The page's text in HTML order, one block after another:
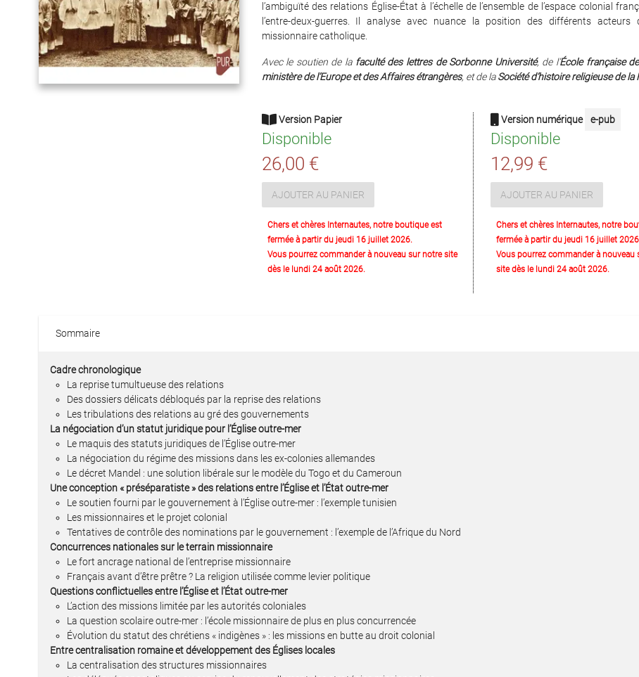
l’ambiguïté des relations Église-État à l’échelle de l’ensemble de l’espace colonial
l’entre-deux-guerres. Il analyse avec nuance la position des différents acteurs
missionnaire catholique.
Avec le soutien de la faculté des lettres de Sorbonne Université, de l’École française
ministère de l’Europe et des Affaires étrangères, et de laSociété d’histoire religieuse de la
Version Papier
Disponible
26,00 €
AJOUTER AU PANIER
Chers et chères Internautes, notre boutique est
fermée à partir du jeudi 16 juillet 2026.
Vous pourrez commander à nouveau sur notre site
dès le lundi 24 août 2026.
Version numérique e-pub
Disponible
12,99 €
AJOUTER AU PANIER
Chers et chères Internautes, notre
fermée à partir du jeudi 16 juillet
Vous pourrez commander à nouveau
site dès le lundi 24 août 2026.
Sommaire
Cadre chronologique
La reprise tumultueuse des relations
Des dossiers délicats débloqués par la reprise des relations
Les tribulations des relations au gré des gouvernements
La négociation d’un statut juridique pour l’Église outre-mer
Le maquis des statuts juridiques de l’Église outre-mer
La négociation du régime des missions dans les ex-colonies allemandes
Le décret Mandel : une solution libérale sur le modèle du Togo et du Cameroun
Une conception « préséparatiste » des relations entre l’Église et l’État outre-mer
Le soutien fourni par le gouvernement à l’Église outre-mer : l’exemple tunisien
Les missionnaires et le projet colonial
Tentatives de contrôle des nominations par le gouvernement : l’exemple de l’Afrique du Nord
Concurrences nationales sur le terrain missionnaire
Le fort ancrage national de l’entreprise missionnaire
Français avant d’être prêtre ? La religion utilisée comme levier politique
Questions conflictuelles entre l’Église et l’État outre-mer
L’action des missions limitée par les autorités coloniales
La question scolaire outre-mer : l’école missionnaire de plus en plus concurrencée
Évolution du statut des chrétiens « indigènes » : les missions en butte au droit colonial
Entre centralisation romaine et développement des Églises locales
La centralisation des structures missionnaires